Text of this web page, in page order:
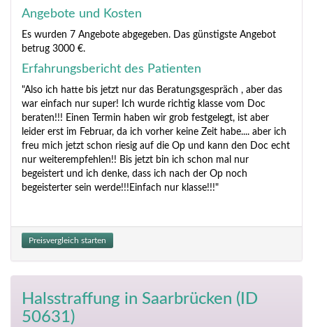
Angebote und Kosten
Es wurden 7 Angebote abgegeben. Das günstigste Angebot
betrug 3000 €.
Erfahrungsbericht des Patienten
"Also ich hatte bis jetzt nur das Beratungsgespräch , aber das
war einfach nur super! Ich wurde richtig klasse vom Doc
beraten!!! Einen Termin haben wir grob festgelegt, ist aber
leider erst im Februar, da ich vorher keine Zeit habe.... aber ich
freu mich jetzt schon riesig auf die Op und kann den Doc echt
nur weiterempfehlen!! Bis jetzt bin ich schon mal nur
begeistert und ich denke, dass ich nach der Op noch
begeisterter sein werde!!!Einfach nur klasse!!!"
Preisvergleich starten
Halsstraffung in Saarbrücken (ID
50631)